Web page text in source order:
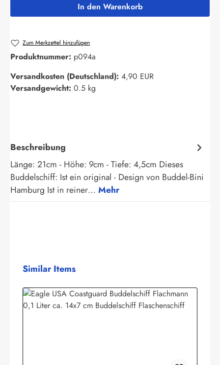
In den Warenkorb
Zum Merkzettel hinzufügen
Produktnummer: p094a
Versandkosten (Deutschland): 4,90 EUR
Versandgewicht: 0.5 kg
Beschreibung
Länge: 21cm - Höhe: 9cm - Tiefe: 4,5cm Dieses
Buddelschiff: Ist ein original - Design von Buddel-Bini
Hamburg Ist in reiner… Mehr
Produktgalerie überspringen
Similar Items